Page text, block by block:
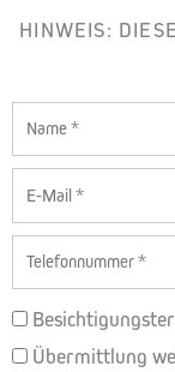
HINWEIS:
Name
E-
Mail
Telefon
BETREFF
Übermittlung